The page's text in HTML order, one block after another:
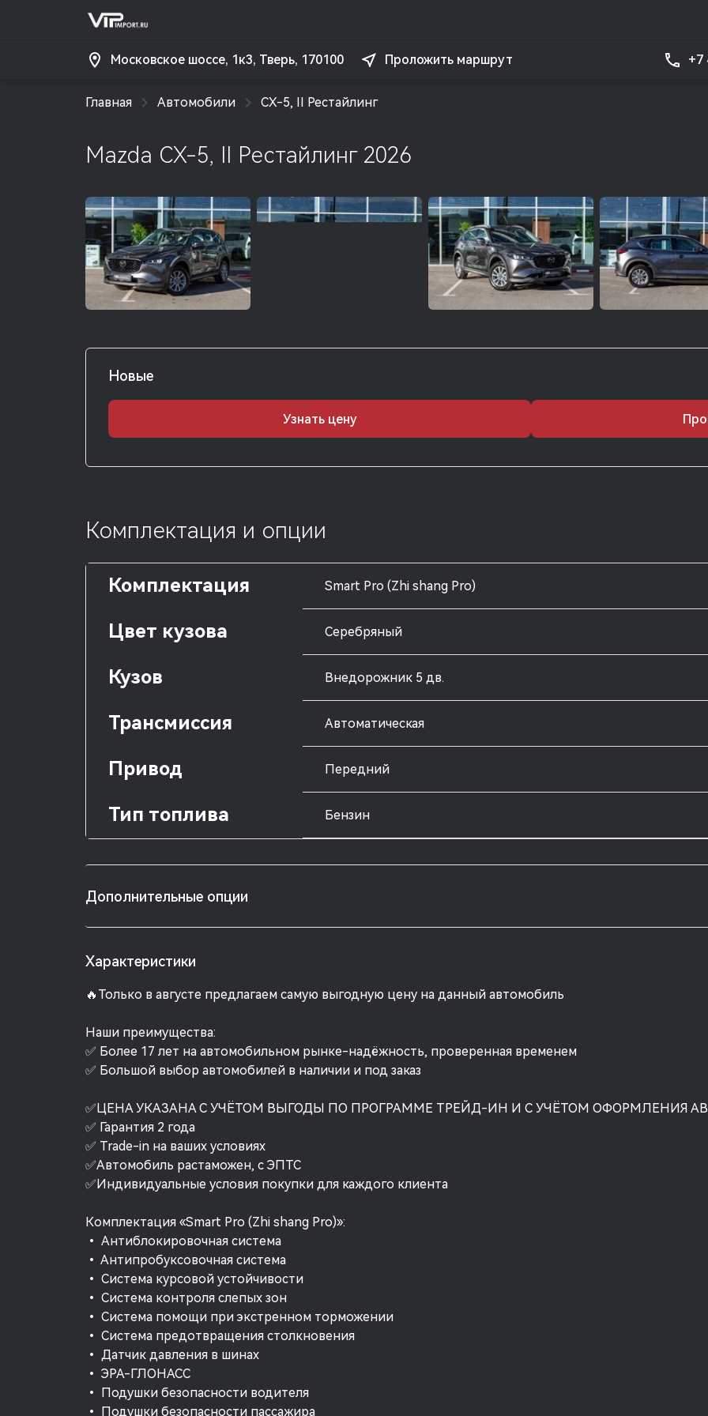
Московское шоссе, 1к3, Тверь, 170100 Проложить маршрут +7
Главная Автомобили CX-5, II Рестайлинг
Mazda CX-5, II Рестайлинг 2026
Новые
Узнать цену
Комплектация и опции
Комплектация Smart Pro (Zhi shang Pro)
Цвет кузова Серебряный
Кузов Внедорожник 5 дв.
Трансмиссия Автоматическая
Привод Передний
Тип топлива Бензин
Дополнительные опции
Характеристики
🔥Только в августе предлагаем самую выгодную цену на данный автомобиль
Наши преимущества:
✅ Более 17 лет на автомобильном рынке-надёжность, проверенная временем
✅ Большой выбор автомобилей в наличии и под заказ
✅ЦЕНА УКАЗАНА С УЧЁТОМ ВЫГОДЫ ПО ПРОГРАММЕ ТРЕЙД-ИН И С УЧЁТОМ ОФОРМЛЕНИЯ
✅ Гарантия 2 года
✅ Trade-in на ваших условиях
✅Автомобиль растаможен, с ЭПТС
✅Индивидуальные условия покупки для каждого клиента
Комплектация «Smart Pro (Zhi shang Pro)»:
• Антиблокировочная система
• Антипробуксовочная система
• Система курсовой устойчивости
• Система контроля слепых зон
• Система помощи при экстренном торможении
• Система предотвращения столкновения
• Датчик давления в шинах
• ЭРА-ГЛОНАСС
• Подушки безопасности водителя
• Подушки безопасности пассажира